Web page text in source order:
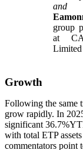
and
group
at
Limited
Growth
Following the same
grow rapidly. In
significant
with total ETP
commentators point